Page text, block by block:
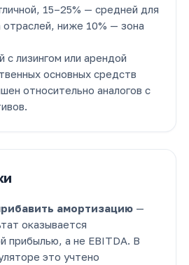
15–25% — средней для
отраслей, ниже 10% — зона
с лизингом или арендой
основных средств
относительно аналогов с
амортизацию —
оказывается
прибылью, а не EBITDA. В
это учтено